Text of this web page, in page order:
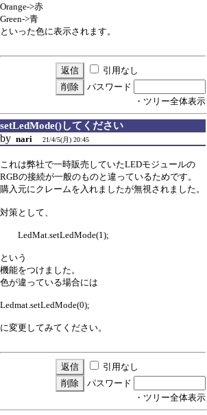
Orange->赤
Green->青
といった色に表示されます。
引用なし
パスワード
・ツリー全体表示
setLedMode()してください
by nari 21/4/5(月) 20:45
これは弊社で一時販売していたLEDモジュールの
RGBの接続が一般のものと違っているためです。
購入元にクレームを入れましたが無視されました。
対策として、
LedMat.setLedMode(1);
という
機能をつけました。
色が違っている場合には
Ledmat.setLedMode(0);
に変更してみてください。
引用なし
パスワード
・ツリー全体表示